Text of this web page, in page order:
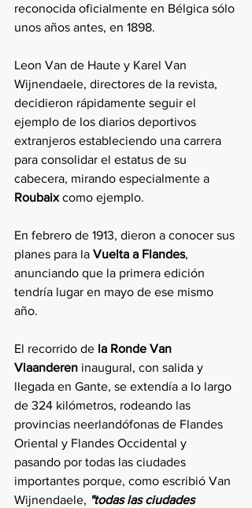
reconocida oficialmente en Bélgica sólo
unos años antes, en 1898.
Leon Van de Haute y Karel Van
Wijnendaele, directores de la revista,
decidieron rápidamente seguir el
ejemplo de los diarios deportivos
extranjeros estableciendo una carrera
para consolidar el estatus de su
cabecera, mirando especialmente a
Roubaix como ejemplo.
En febrero de 1913, dieron a conocer sus
planes para la Vuelta a Flandes,
anunciando que la primera edición
tendría lugar en mayo de ese mismo
año.
El recorrido de la Ronde Van
Vlaanderen inaugural, con salida y
llegada en Gante, se extendía a lo largo
de 324 kilómetros, rodeando las
provincias neerlandófonas de Flandes
Oriental y Flandes Occidental y
pasando por todas las ciudades
importantes porque, como escribió Van
Wijnendaele, "todas las ciudades